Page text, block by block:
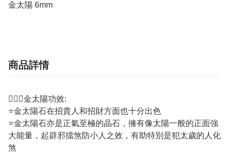
金太陽 6mm
商品詳情
💁🏼‍♀️金太陽功效:
⭐金太陽石在招貴人和招財方面也十分出色
⭐金太陽石亦是正氣至極的晶石，擁有像太陽一般的正面強
大能量，起辟邪擋煞防小人之效，有助特別是犯太歲的人化
煞